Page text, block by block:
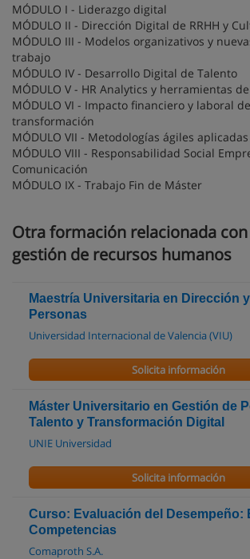
MÓDULO I - Liderazgo digital
MÓDULO II - Dirección Digital de RRHH y
MÓDULO III - Modelos organizativos y
trabajo
MÓDULO IV - Desarrollo Digital de Talento
MÓDULO V - HR Analytics y herramientas
MÓDULO VI - Impacto financiero y laboral
transformación
MÓDULO VII - Metodologías ágiles aplicadas
MÓDULO VIII - Responsabilidad Social
Comunicación
MÓDULO IX - Trabajo Fin de Máster
Otra formación relacionada
gestión de recursos humanos
Maestría Universitaria en Dirección
Personas
Universidad Internacional de Valencia (VIU)
Solicita información
Máster Universitario en Gestión de
Talento y Transformación Digital
UNIE Universidad
Solicita información
Curso: Evaluación del Desempeño:
Competencias
Comaproth S.A.